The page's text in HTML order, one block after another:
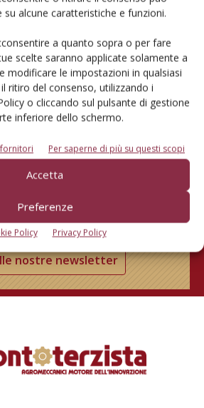
alcune caratteristiche e funzioni.
a quanto sopra o per fare
scelte saranno applicate solamente a
modificare le impostazioni in qualsiasi
ritiro del consenso, utilizzando i
o cliccando sul pulsante di gestione
inferiore dello schermo.
fornitori Per saperne di più su questi scopi
Accetta
Preferenze
Policy Privacy Policy
nostre newsletter